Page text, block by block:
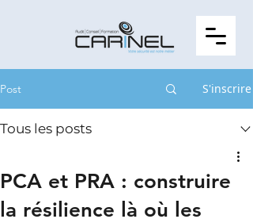
Post S'inscrire
Tous les posts
PCA et PRA : construire
la résilience là où les